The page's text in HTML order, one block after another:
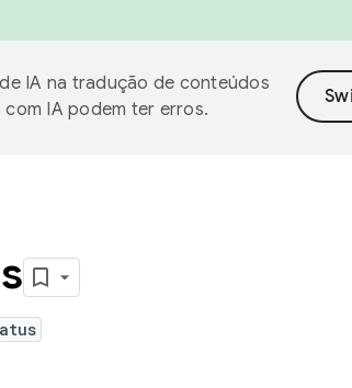
IA na tradução de conteúdos
IA podem ter erros.